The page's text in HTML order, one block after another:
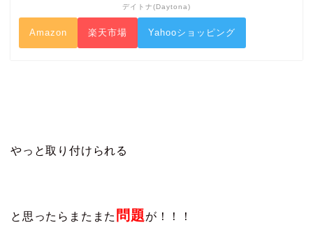
デイトナ(Daytona)
Amazon 楽天市場 Yahooショッピング
やっと取り付けられる
と思ったらまたまた 問題が！！！